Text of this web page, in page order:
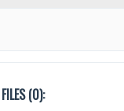
FILES (0):